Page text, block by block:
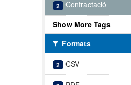
2
Contractació
Show More Tags
Formats
2 CSV